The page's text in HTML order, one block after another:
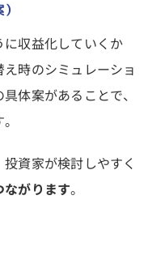
収益化していくか
え時のシミュレーショ
体案があることで、
資家が検討しやすく
ながります。